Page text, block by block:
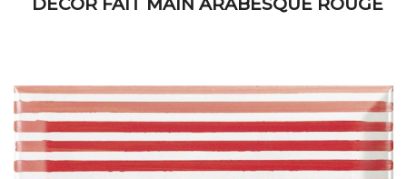
DECOR FAIT MAIN ARABESQUE ROUGE